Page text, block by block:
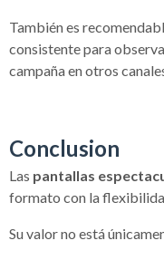
También es
consistente para
campaña en otros
Conclusion
Las pantallas
formato con la
Su valor no está